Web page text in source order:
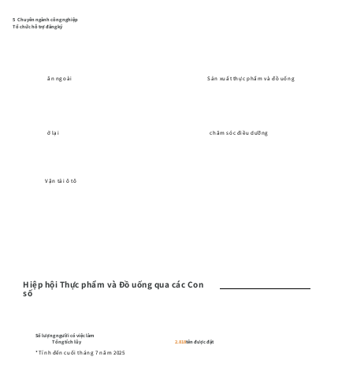
5 Chuyên ngành công nghiệp
Tổ chức hỗ trợ đăng ký
ăn ngoài Sản xuất thực phẩm và đồ uống
ở lại chăm sóc điều dưỡng
Vận tải ô tô
Hiệp hội Thực phẩm và Đồ uống qua các Con
số
Số lượng người có việc làm
Tổng tích lũy
2.818tên được đặt
*Tính đến cuối tháng 7 năm 2025